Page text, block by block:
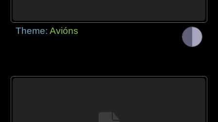
Theme:Avións